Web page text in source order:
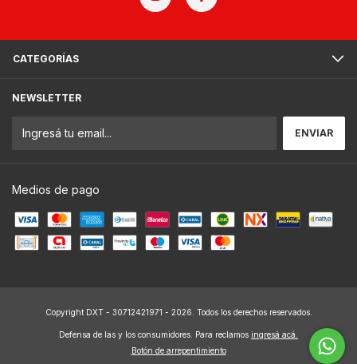
CATEGORÍAS
NEWSLETTER
Medios de pago
Copyright DXT - 30712421971 - 2026. Todos los derechos reservados.
Defensa de las y los consumidores. Para reclamos ingresá acá.
Botón de arrepentimiento